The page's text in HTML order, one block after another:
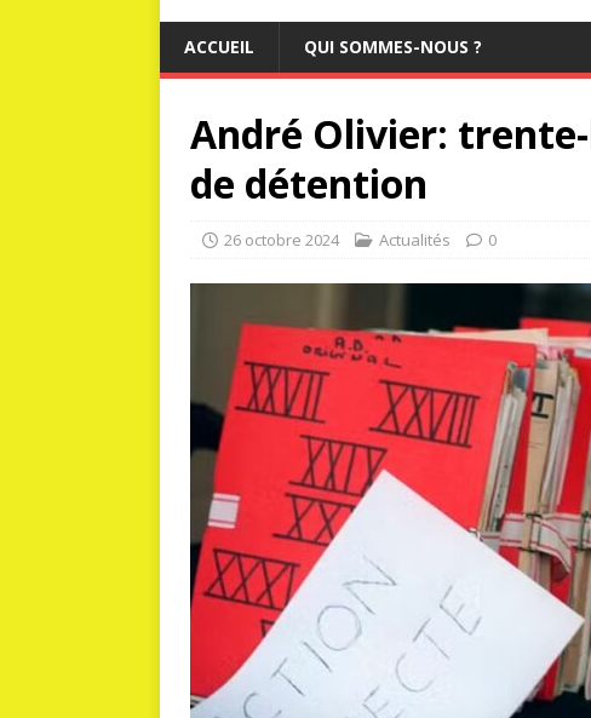
ACCUEIL QUI SOMMES-NOUS ?
André Olivier:
de détention
26 octobre 2024 Actualités 0